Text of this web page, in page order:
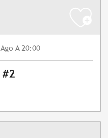
Ago A 20:00
#2